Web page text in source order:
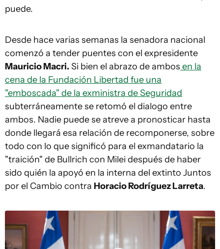
puede.
Desde hace varias semanas la senadora nacional
comenzó a tender puentes con el expresidente
Mauricio Macri. Si bien el abrazo de ambos en la
cena de la Fundación Libertad fue una
"emboscada" de la exministra de Seguridad
subterráneamente se retomó el dialogo entre
ambos. Nadie puede se atreve a pronosticar hasta
donde llegará esa relación de recomponerse, sobre
todo con lo que significó para el exmandatario la
"traición" de Bullrich con Milei después de haber
sido quién la apoyó en la interna del extinto Juntos
por el Cambio contra Horacio Rodríguez Larreta.